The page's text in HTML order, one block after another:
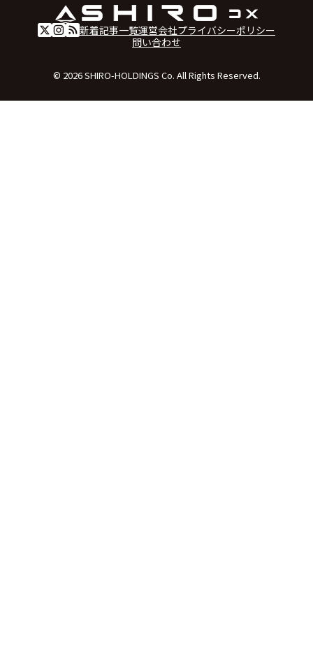
新着記事一覧運営会社プライバシーポリシー
問い合わせ
© 2026 SHIRO-HOLDINGS Co. All Rights Reserved.